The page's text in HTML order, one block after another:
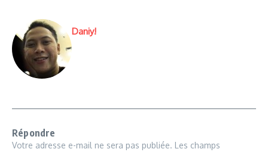
Daniy!
Répondre
Votre adresse e-mail ne sera pas publiée. Les champs